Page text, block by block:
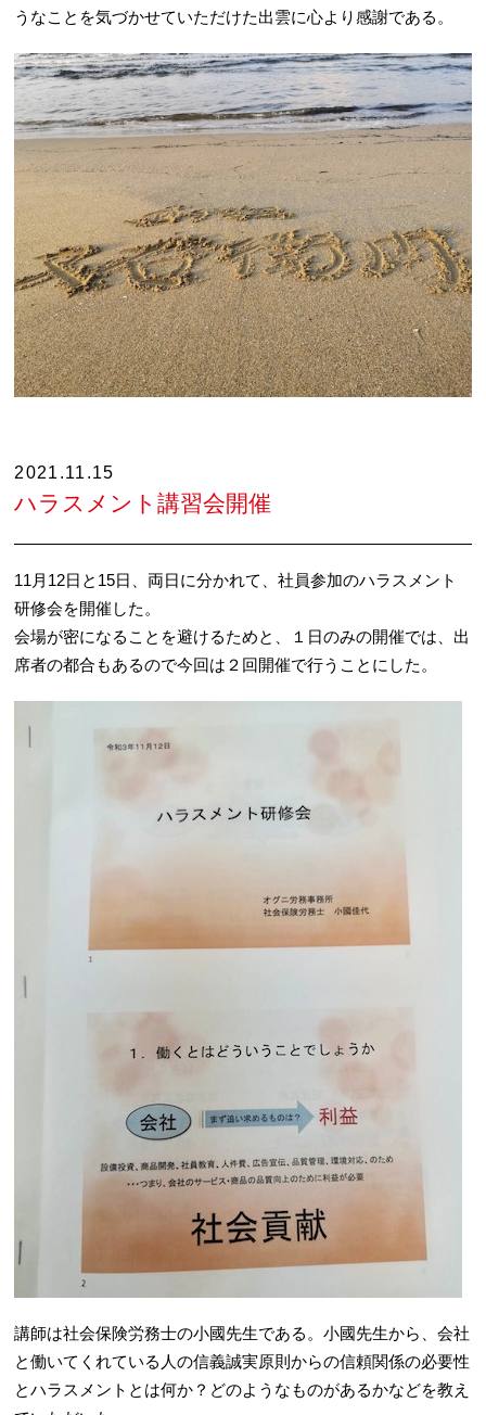
うなことを気づかせていただけた出雲に心より感謝である。
2021.11.15
ハラスメント講習会開催
11月12日と15日、両日に分かれて、社員参加のハラスメント
研修会を開催した。
会場が密になることを避けるためと、１日のみの開催では、出
席者の都合もあるので今回は２回開催で行うことにした。
講師は社会保険労務士の小國先生である。小國先生から、会社
と働いてくれている人の信義誠実原則からの信頼関係の必要性
とハラスメントとは何か？どのようなものがあるかなどを教え